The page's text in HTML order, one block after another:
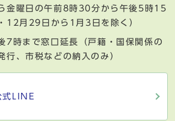
金曜日の午前8時30分から午後5時15
12月29日から1月3日を除く）
7時まで窓口延長（戸籍・国保関係の
行、市税などの納入のみ）
式LINE